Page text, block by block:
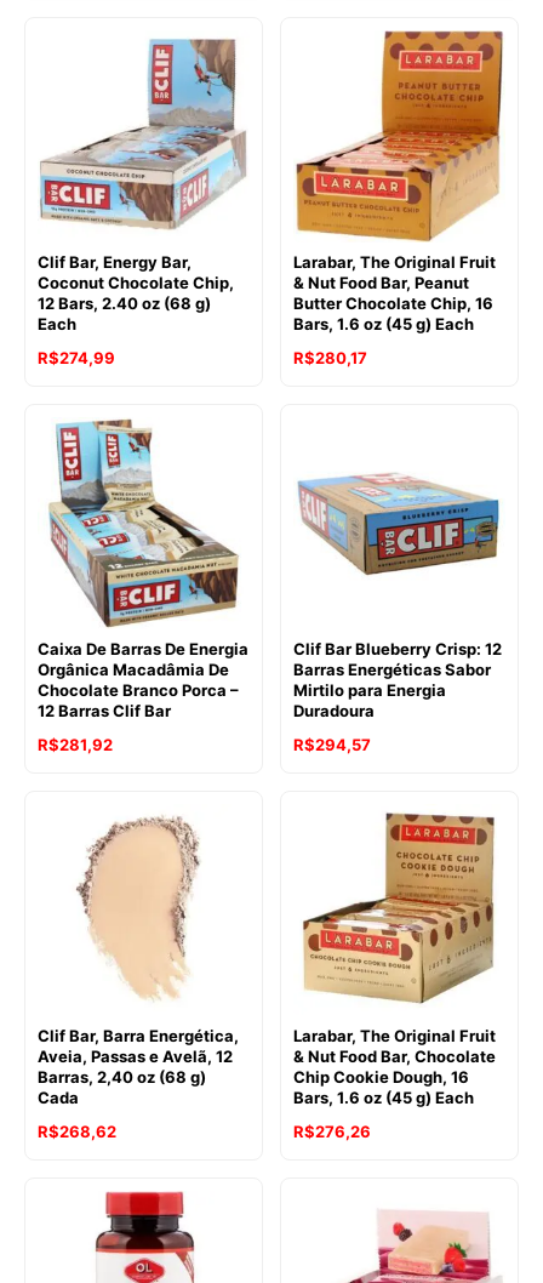
é:
R$144,80.
Clif Bar, Energy Bar,
Coconut Chocolate Chip,
12 Bars, 2.40 oz (68 g)
Each
R$274,99
Larabar, The Original Fruit
& Nut Food Bar, Peanut
Butter Chocolate Chip, 16
Bars, 1.6 oz (45 g) Each
R$280,17
Caixa De Barras De Energia
Orgânica Macadâmia De
Chocolate Branco Porca –
12 Barras Clif Bar
R$281,92
Clif Bar Blueberry Crisp: 12
Barras Energéticas Sabor
Mirtilo para Energia
Duradoura
R$294,57
Clif Bar, Barra Energética,
Aveia, Passas e Avelã, 12
Barras, 2,40 oz (68 g)
Cada
R$268,62
Larabar, The Original Fruit
& Nut Food Bar, Chocolate
Chip Cookie Dough, 16
Bars, 1.6 oz (45 g) Each
R$276,26